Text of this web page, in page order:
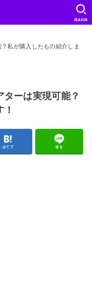
SEARCH
私が購入したもの紹介しま
ターは実現可能？
はてブ 送る